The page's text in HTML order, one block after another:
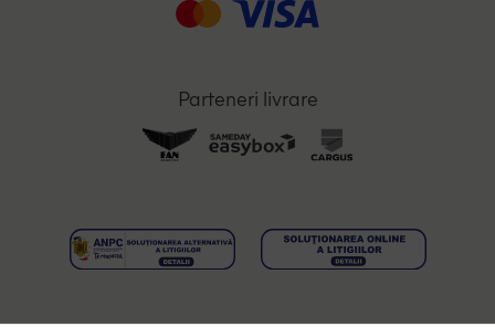
Parteneri livrare